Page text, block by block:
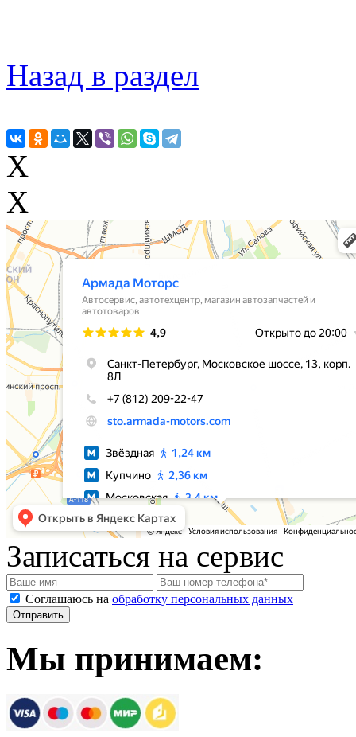
Назад в раздел
X
X
Записаться на сервис
Соглашаюсь на обработку персональных данных
Мы принимаем: